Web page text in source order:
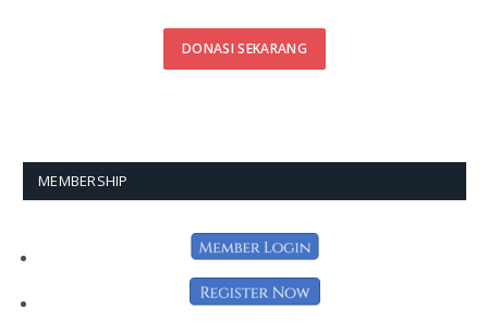
DONASI SEKARANG
MEMBERSHIP